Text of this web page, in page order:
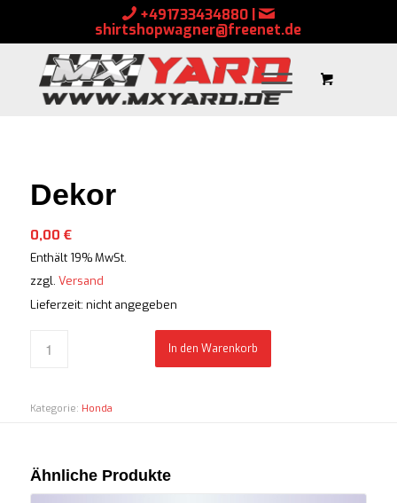
+491733434880|
shirtshopwagner@freenet.de
Dekor
0,00 €
Enthält 19% MwSt.
zzgl. Versand
Lieferzeit: nicht angegeben
In den Warenkorb
Kategorie: Honda
Ähnliche Produkte